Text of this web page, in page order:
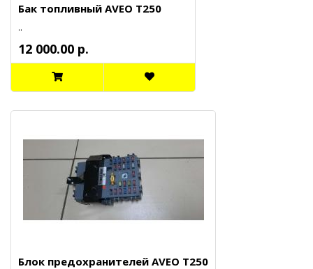
Бак топливный AVEO T250
..
12 000.00 р.
Блок предохранителей AVEO T250